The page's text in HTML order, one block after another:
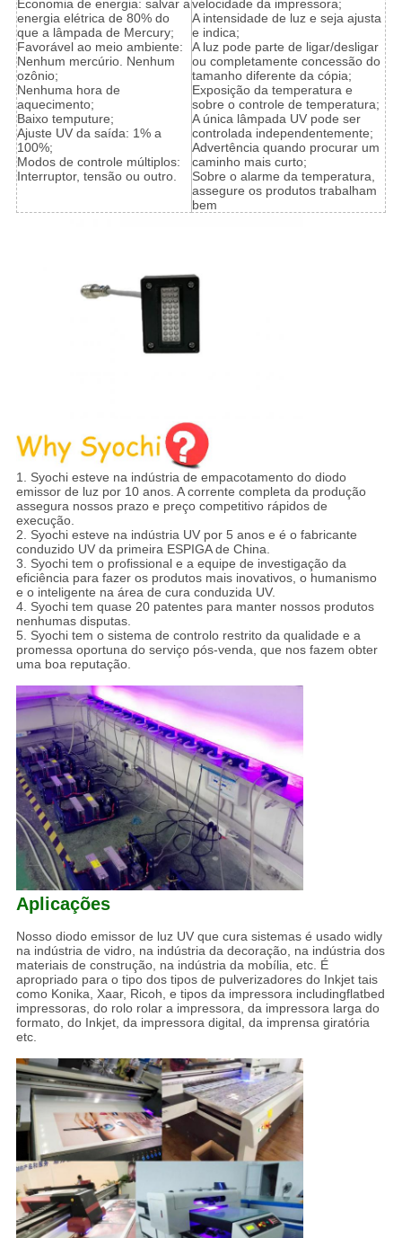
Economia de energia: salvar a
energia elétrica de 80% do
que a lâmpada de Mercury;
Favorável ao meio ambiente:
Nenhum mercúrio. Nenhum
ozônio;
Nenhuma hora de
aquecimento;
Baixo temputure;
Ajuste UV da saída: 1% a
100%;
Modos de controle múltiplos:
Interruptor, tensão ou outro.
velocidade da impressora;
A intensidade de luz e seja ajusta
e indica;
A luz pode parte de ligar/desligar
ou completamente concessão do
tamanho diferente da cópia;
Exposição da temperatura e
sobre o controle de temperatura;
A única lâmpada UV pode ser
controlada independentemente;
Advertência quando procurar um
caminho mais curto;
Sobre o alarme da temperatura,
assegure os produtos trabalham
bem
1. Syochi esteve na indústria de empacotamento do diodo
emissor de luz por 10 anos. A corrente completa da produção
assegura nossos prazo e preço competitivo rápidos de
execução.
2. Syochi esteve na indústria UV por 5 anos e é o fabricante
conduzido UV da primeira ESPIGA de China.
3. Syochi tem o profissional e a equipe de investigação da
eficiência para fazer os produtos mais inovativos, o humanismo
e o inteligente na área de cura conduzida UV.
4. Syochi tem quase 20 patentes para manter nossos produtos
nenhumas disputas.
5. Syochi tem o sistema de controlo restrito da qualidade e a
promessa oportuna do serviço pós-venda, que nos fazem obter
uma boa reputação.
Aplicações
Nosso diodo emissor de luz UV que cura sistemas é usado widly
na indústria de vidro, na indústria da decoração, na indústria dos
materiais de construção, na indústria da mobília, etc. É
apropriado para o tipo dos tipos de pulverizadores do Inkjet tais
como Konika, Xaar, Ricoh, e tipos da impressora includingflatbed
impressoras, do rolo rolar a impressora, da impressora larga do
formato, do Inkjet, da impressora digital, da imprensa giratória
etc.